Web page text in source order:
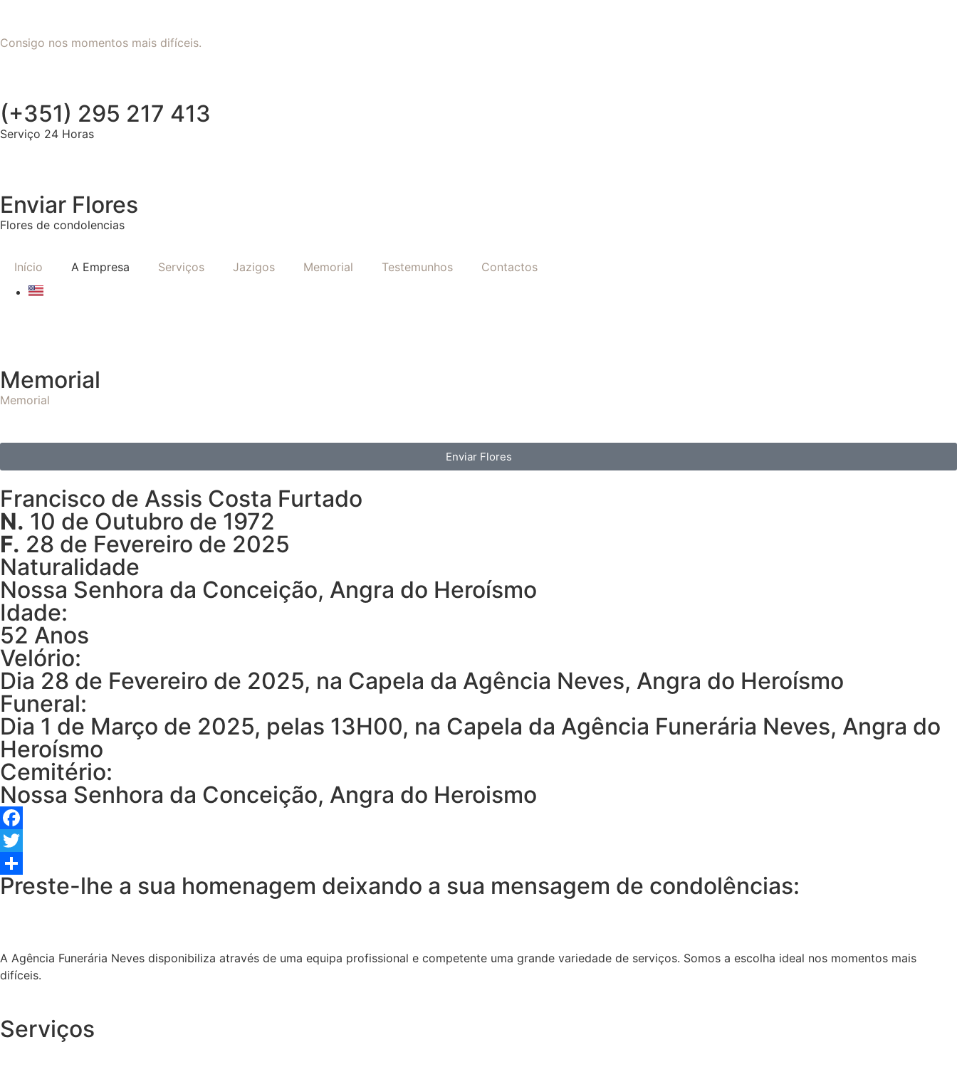
Consigo nos momentos mais difíceis.
(+351) 295 217 413
Serviço 24 Horas
Enviar Flores
Flores de condolencias
Início A Empresa Serviços Jazigos Memorial Testemunhos Contactos
Memorial
Memorial
Enviar Flores
Francisco de Assis Costa Furtado
N. 10 de Outubro de 1972
F. 28 de Fevereiro de 2025
Naturalidade
Nossa Senhora da Conceição, Angra do Heroísmo
Idade:
52 Anos
Velório:
Dia 28 de Fevereiro de 2025, na Capela da Agência Neves, Angra do Heroísmo
Funeral:
Dia 1 de Março de 2025, pelas 13H00, na Capela da Agência Funerária Neves, Angra do
Heroísmo
Cemitério:
Nossa Senhora da Conceição, Angra do Heroismo
Facebook
Twitter
Share
Preste-lhe a sua homenagem deixando a sua mensagem de condolências:
A Agência Funerária Neves disponibiliza através de uma equipa profissional e competente uma grande variedade de serviços. Somos a escolha ideal nos momentos mais
difíceis.
Serviços